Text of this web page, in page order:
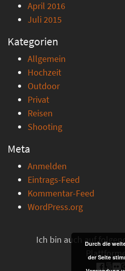
April 2016
Juli 2015
Kategorien
Allgemein
Hochzeit
Outdoor
Privat
Reisen
Shooting
Meta
Anmelden
Eintrags-Feed
Kommentar-Feed
WordPress.org
Ich bin auch aufDurch die
der Seite